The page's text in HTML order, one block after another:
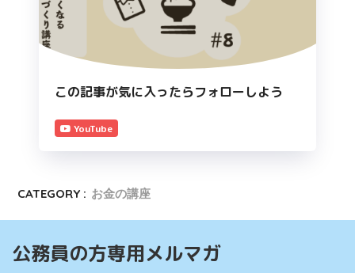
この記事が気に入ったらフォローしよう
YouTube
CATEGORY : お金の講座
公務員の方専用メルマガ